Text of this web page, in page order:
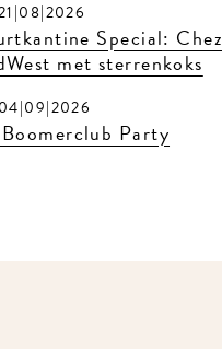
Special: Chez
met sterrenkoks
Party